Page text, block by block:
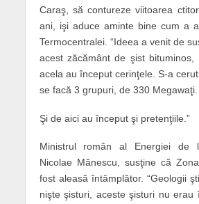
Caraş, să contureze viitoarea
ani, işi aduce aminte bine cum a
Termocentralei. “Ideea a venit de
acest zăcământ de şist
acela au început cerinţele. S-a
se facă 3 grupuri, de 330 Megawaţi.
Şi de aici au început şi pretenţiile.”
Ministrul român al Energiei de
Nicolae Mănescu, susţine că
fost aleasă întâmplător. “Geologii
nişte şisturi, aceste şisturi nu erau